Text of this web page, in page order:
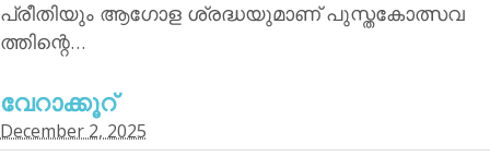
പ്രീതിയും ആഗോള ശ്രദ്ധയുമാണ് പുസ്തകോത്സവ
ത്തിന്റെ…
വേറാക്കൂറ്
December 2, 2025